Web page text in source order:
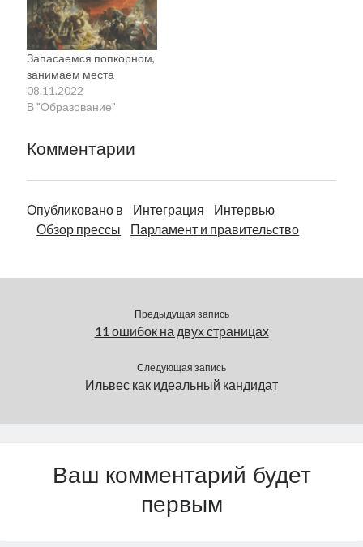
Запасаемся попкорном,
занимаем места
08.11.2022
В "Образование"
Комментарии
Опубликовано в Интеграция
Интервью
Обзор прессы
Парламент и правительство
Предыдущая запись
11 ошибок на двух страницах
Следующая запись
Ильвес как идеальный кандидат
Ваш комментарий будет
первым